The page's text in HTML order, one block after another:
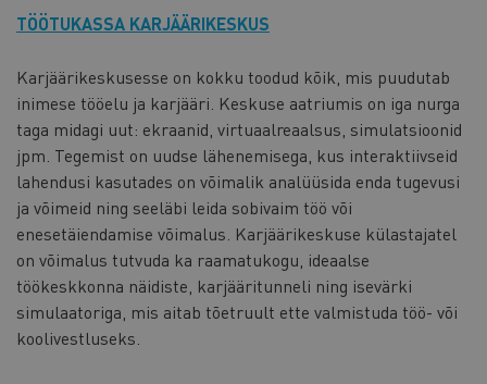
TÖÖTUKASSA KARJÄÄRIKESKUS
Karjäärikeskusesse on kokku toodud kõik, mis puudutab
inimese tööelu ja karjääri. Keskuse aatriumis on iga nurga
taga midagi uut: ekraanid, virtuaalreaalsus, simulatsioonid
jpm. Tegemist on uudse lähenemisega, kus interaktiivseid
lahendusi kasutades on võimalik analüüsida enda tugevusi
ja võimeid ning seeläbi leida sobivaim töö või
enesetäiendamise võimalus. Karjäärikeskuse külastajatel
on võimalus tutvuda ka raamatukogu, ideaalse
töökeskkonna näidiste, karjääritunneli ning isevärki
simulaatoriga, mis aitab tõetruult ette valmistuda töö- või
koolivestluseks.